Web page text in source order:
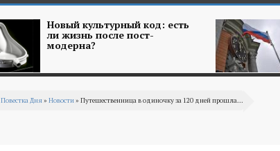
Новый культурный код: есть
ли жизнь после пост-
модерна?
Повестка Дня» Новости» Путешественница в одиночку за 120 дней прошла...